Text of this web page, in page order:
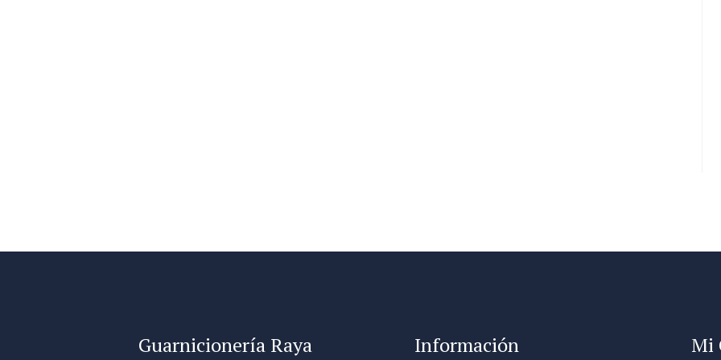
Guarnicionería Raya Información Mi